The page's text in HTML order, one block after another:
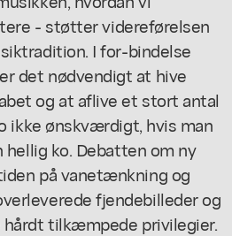
- støtter videreførelsen
I for-bindelse
det nødvendigt at hive
og at aflive et stort antal
ikke ønskværdigt, hvis man
ko. Debatten om ny
på vanetænkning og
fjendebilleder og
tilkæmpede privilegier.